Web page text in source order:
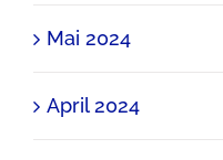
Mai 2024
April 2024